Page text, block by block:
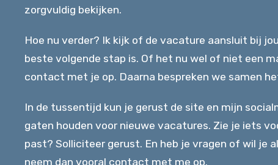
zorgvuldig bekijken.
Hoe nu verder? Ik kijk of de vacature aansluit bij
beste volgende stap is. Of het nu wel of niet een
contact met je op. Daarna bespreken we samen
In de tussentijd kun je gerust de site en mijn
gaten houden voor nieuwe vacatures. Zie je iets
past? Solliciteer gerust. En heb je vragen of wil je
neem dan vooral contact met me op.